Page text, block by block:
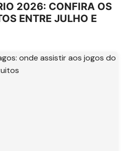
2026: CONFIRA OS
ENTRE JULHO E